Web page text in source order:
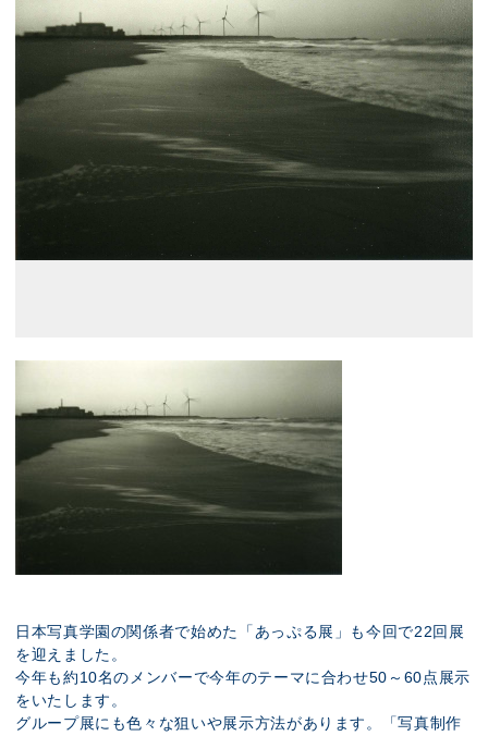
日本写真学園の関係者で始めた「あっぷる展」も今回で22回展
を迎えました。
今年も約10名のメンバーで今年のテーマに合わせ50～60点展示
をいたします。
グループ展にも色々な狙いや展示方法があります。「写真制作